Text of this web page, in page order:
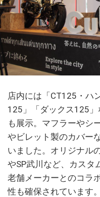
店内には「CT125・ハ
125」「ダックス125
も展示。マフラーやシ
やビレット製のカバー
いました。オリジナル
やSP武川など、カスタ
老舗メーカーとのコラ
性も確保されています。